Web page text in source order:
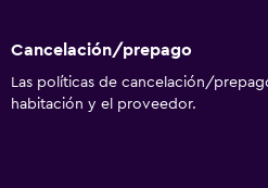
Cancelación/prepago
Las políticas de cancelación/
habitación y el proveedor.